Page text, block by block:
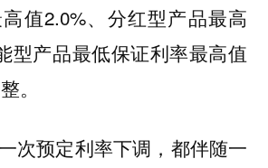
值2.0%、分红型产品最高
型产品最低保证利率最高值
。
次预定利率下调，都伴随一